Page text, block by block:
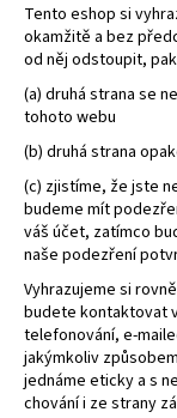
Tento eshop si
okamžitě a bez
od něj odstoupit,
(a) druhá strana se
tohoto webu
(b) druhá strana
(c) zjistíme, že jste
budeme mít
váš účet, zatímco
naše podezření
Vyhrazujeme si
budete kontaktovat
telefonování, e-
jakýmkoliv
jednáme eticky a s
chování i ze strany
e
b
u
j
e
t
e
n
a
j
í
t
?